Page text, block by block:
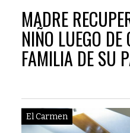
MADRE
NIÑO LUEGO DE
FAMILIA DE SU
El Carmen